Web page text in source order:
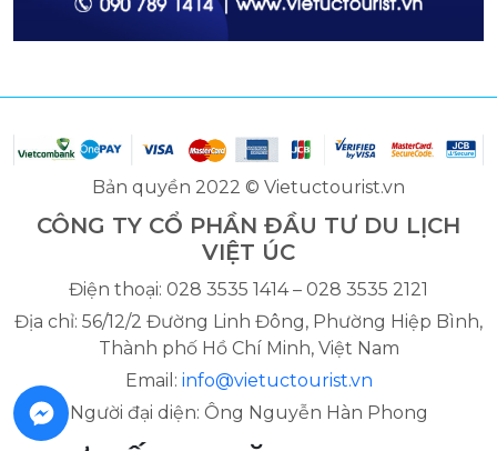
Bản quyền 2022 © Vietuctourist.vn
CÔNG TY CỔ PHẦN ĐẦU TƯ DU LỊCH
VIỆT ÚC
Điện thoại: 028 3535 1414 – 028 3535 2121
Địa chỉ: 56/12/2 Đường Linh Đông, Phường Hiệp Bình,
Thành phố Hồ Chí Minh, Việt Nam
Email: info@vietuctourist.vn
Người đại diện: Ông Nguyễn Hàn Phong